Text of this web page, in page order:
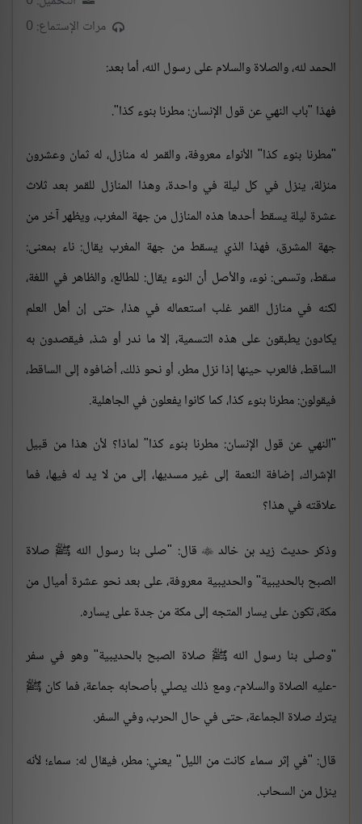
مرات الإستماع: 0
الحمد لله، والصلاة والسلام على رسول الله، أما بعد:
فهذا "باب النهي عن قول الإنسان: مطرنا بنوء كذا".
"مطرنا بنوء كذا" الأنواء معروفة، والقمر له منازل، له ثمان وعشرون
منزلة، ينزل في كل ليلة في واحدة، وهذا المنازل للقمر بعد ثلاث
عشرة ليلة يسقط أحدها هذه المنازل من جهة المغرب، ويظهر آخر من
جهة المشرق، فهذا الذي يسقط من جهة المغرب يقال: ناء بمعنى:
سقط، وتسمى: نوء، والأصل أن النوء يقال: للطالع، والظاهر في اللغة،
لكنه في منازل القمر غلب استعماله في هذا، حتى إن أهل العلم
يكادون يطبقون على هذه التسمية، إلا ما ندر أو شذ، فيقصدون به
الساقط، فالعرب حينها إذا نزل مطر، أو نحو ذلك، أضافوه إلى الساقط،
فيقولون: مطرنا بنوء كذا، كما كانوا يفعلون في الجاهلية.
"النهي عن قول الإنسان: مطرنا بنوء كذا" لماذا؟ لأن هذا من قبيل
الإشراك، إضافة النعمة إلى غير مسديها، إلى من لا يد له فيها، فما
علاقته في هذا؟
وذكر حديث زيد بن خالد قال: "صلى بنا رسول الله ﷺ صلاة
الصبح بالحديبية" والحديبية معروفة، على بعد نحو عشرة أميال من
مكة، تكون على يسار المتجه إلى مكة من جدة على يساره.
"وصلى بنا رسول الله ﷺ صلاة الصبح بالحديبية" وهو في سفر
-عليه الصلاة والسلام-، ومع ذلك يصلي بأصحابه جماعة، فما كان ﷺ
يترك صلاة الجماعة، حتى في حال الحرب، وفي السفر.
قال: "في إثر سماء كانت من الليل" يعني: مطر، فيقال له: سماء؛ لأنه
ينزل من السحاب.